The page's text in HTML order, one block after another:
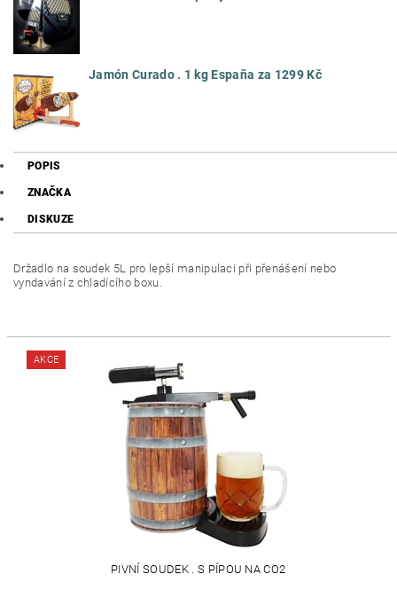
Jamón Curado . 1 kg España za 1299 Kč
POPIS
ZNAČKA
DISKUZE
Držadlo na soudek 5L pro lepší manipulaci při přenášení nebo
vyndavání z chladícího boxu.
AKCE
PIVNÍ SOUDEK . S PÍPOU NA CO2